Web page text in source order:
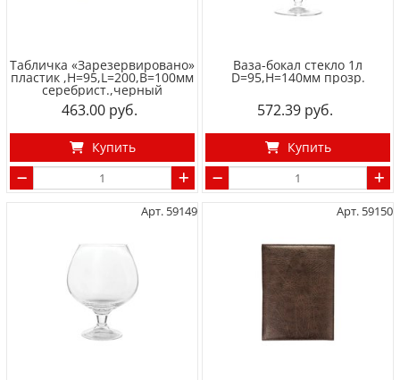
Табличка «Зарезервировано»
пластик ,H=95,L=200,B=100мм
серебрист.,черный
463.00
Купить
Ваза-бокал стекло 1л
D=95,H=140мм прозр.
572.39
Купить
Арт. 59149 Арт. 59150